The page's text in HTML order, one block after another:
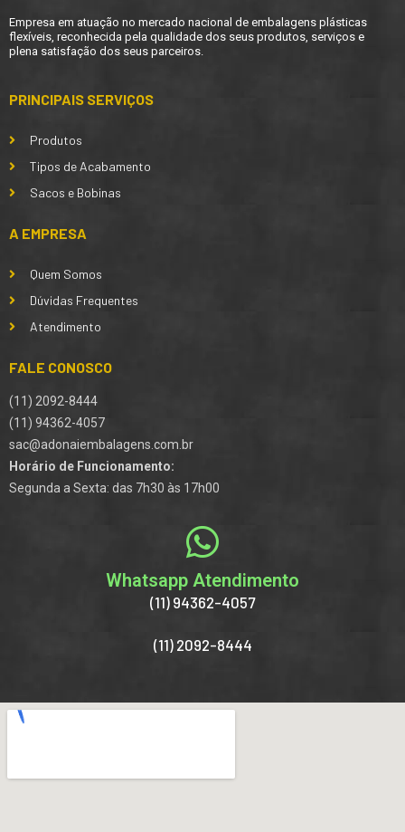
Empresa em atuação no mercado nacional de embalagens plásticas
flexíveis, reconhecida pela qualidade dos seus produtos, serviços e
plena satisfação dos seus parceiros.
PRINCIPAIS SERVIÇOS
Produtos
Tipos de Acabamento
Sacos e Bobinas
A EMPRESA
Quem Somos
Dúvidas Frequentes
Atendimento
FALE CONOSCO
(11) 2092-8444
(11) 94362-4057
sac@adonaiembalagens.com.br
Horário de Funcionamento:
Segunda a Sexta: das 7h30 às 17h00
Whatsapp Atendimento
(11) 94362-4057
(11) 2092-8444